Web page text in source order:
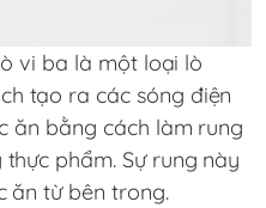
vi ba là một loại lò
tạo ra các sóng điện
ăn bằng cách làm rung
phẩm. Sự rung này
ăn từ bên trong.